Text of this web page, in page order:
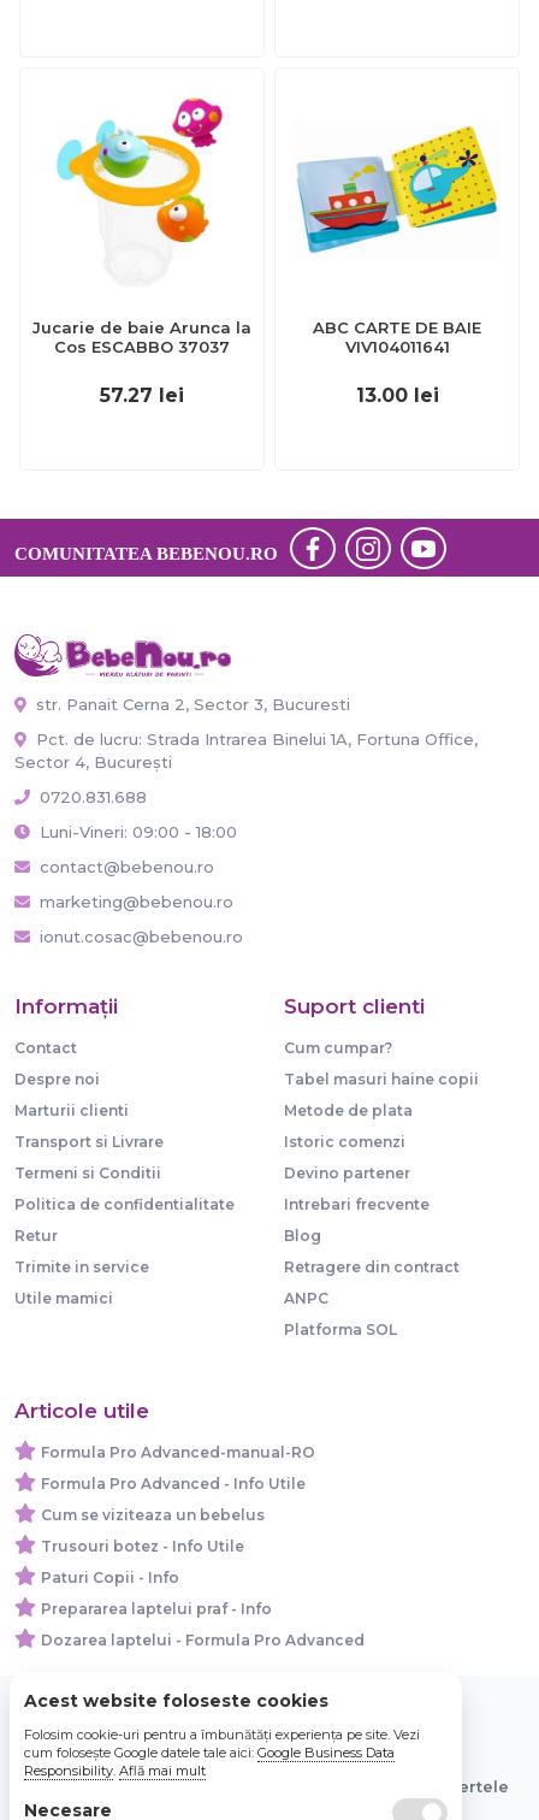
Jucarie de baie Arunca la
Cos ESCABBO 37037
57.27 lei
ABC CARTE DE BAIE
VIV104011641
13.00 lei
COMUNITATEA BEBENOU.RO
str. Panait Cerna 2, Sector 3, Bucuresti
Pct. de lucru: Strada Intrarea Binelui 1A, Fortuna Office,
Sector 4, București
0720.831.688
Luni-Vineri: 09:00 - 18:00
contact@bebenou.ro
marketing@bebenou.ro
ionut.cosac@bebenou.ro
Informaţii
Contact
Despre noi
Marturii clienti
Transport si Livrare
Termeni si Conditii
Politica de confidentialitate
Retur
Trimite in service
Utile mamici
Suport clienti
Cum cumpar?
Tabel masuri haine copii
Metode de plata
Istoric comenzi
Devino partener
Intrebari frecvente
Blog
Retragere din contract
ANPC
Platforma SOL
Articole utile
Formula Pro Advanced-manual-RO
Formula Pro Advanced - Info Utile
Cum se viziteaza un bebelus
Trusouri botez - Info Utile
Paturi Copii - Info
Prepararea laptelui praf - Info
Dozarea laptelui - Formula Pro Advanced
© 2026 Bebe Nou Online Store SRL
Toate preturile sunt exprimate in lei si includ tva. Ofertele
sunt valabile in limita stocului disponibil.
Acest website foloseste cookies
Folosim cookie-uri pentru a îmbunătăți experiența pe site. Vezi
cum folosește Google datele tale aici: Google Business Data
Responsibility. Află mai mult
Necesare